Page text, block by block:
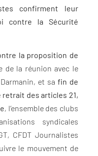
confirment leur
contre la Sécurité
la proposition de
de la réunion avec le
et sa fin de
retrait des articles 21,
, l’ensemble des clubs
syndicales
CFDT Journalistes
le mouvement de